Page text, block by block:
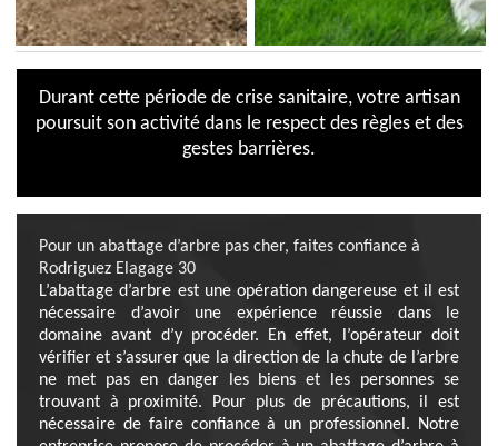
Durant cette période de crise sanitaire, votre artisan
poursuit son activité dans le respect des règles et des
gestes barrières.
Pour un abattage d’arbre pas cher, faites confiance à
Rodriguez Elagage 30
L’abattage d’arbre est une opération dangereuse et il est
nécessaire d’avoir une expérience réussie dans le
domaine avant d’y procéder. En effet, l’opérateur doit
vérifier et s’assurer que la direction de la chute de l’arbre
ne met pas en danger les biens et les personnes se
trouvant à proximité. Pour plus de précautions, il est
nécessaire de faire confiance à un professionnel. Notre